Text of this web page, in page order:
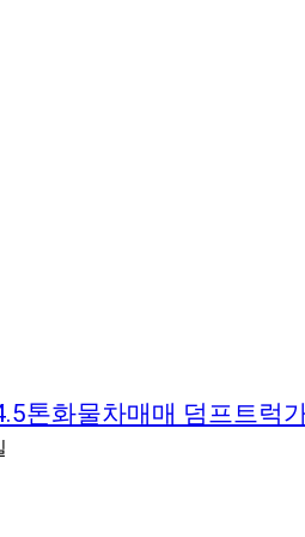
톤화물차매매 덤프트럭